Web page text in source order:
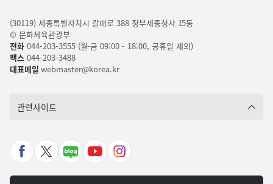
(30119) 세종특별자치시 갈매로 388 정부세종청사 15동
© 문화체육관광부
전화044-203-3555 (월-금 09:00 - 18:00, 공휴일 제외)
팩스044-203-3488
대표메일 webmaster@korea.kr
관련사이트
페
X
네
유
인